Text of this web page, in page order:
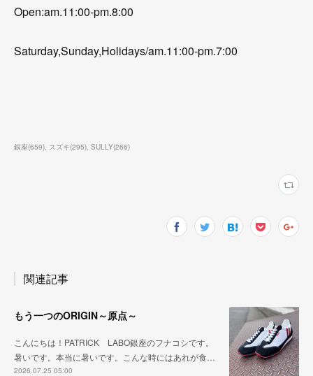
Open:am.11:00-pm.8:00
Saturday,Sunday,Holidays/am.11:00-pm.7:00
銀座(659) スズキ(295) SULLY(266)
関連記事
もう一つのORIGIN～原点～
こんにちは！PATRICK LABO銀座のフナコシです。
暑いです。本当に暑いです。こんな時にはあれが食…
2026.07.25 05:00